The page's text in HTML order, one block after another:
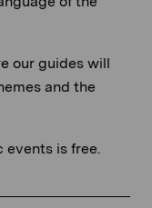
our guides will
and the
events is free.